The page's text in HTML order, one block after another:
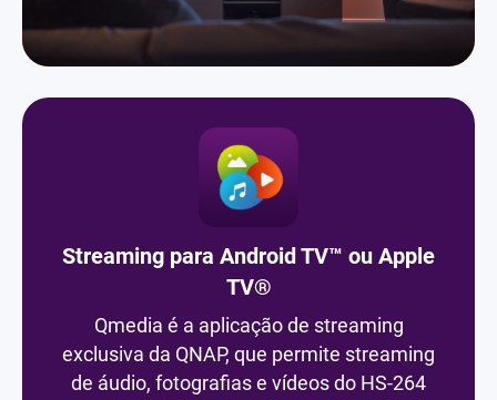
Streaming para Android TV™ ou Apple
TV®
Qmedia é a aplicação de streaming
exclusiva da QNAP, que permite streaming